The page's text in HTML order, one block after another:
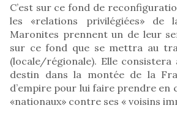
C’est sur ce fond de
les «relations privilégiées» de
Maronites prennent un de leur
sur ce fond que se mettra au
(locale/régionale). Elle consistera
destin dans la montée de la
d’empire pour lui faire prendre en
«nationaux» contre ses « voisins